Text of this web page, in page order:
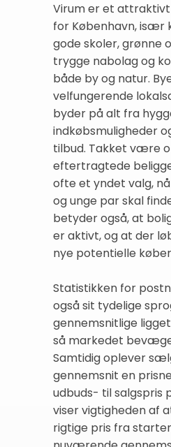
Virum er et
for København, især
gode skoler, grønne
trygge nabolag og
både by og natur.
velfungerende
byder på alt fra
indkøbsmuligheder
tilbud. Takket være
eftertragtede
ofte et yndet valg,
og unge par skal
betyder også, at
er aktivt, og at der
nye potentielle
Statistikken for
også sit tydelige
gennemsnitlige
så markedet
Samtidig oplever
gennemsnit en
udbuds- til salgspris
viser vigtigheden af
rigtige pris fra